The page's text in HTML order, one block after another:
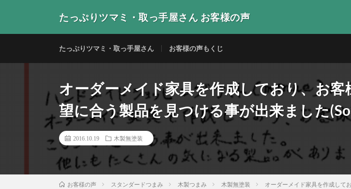
たっぷりツマミ・取っ手屋さん お客様の声
たっぷりツマミ・取っ手屋さん お客様の声もくじ
オーダーメイド家具を作成しており、お客
望に合う製品を見つける事が出来ました
2016.10.19 木製無塗装
お客様の声 スタンダードつまみ 木製つまみ 木製無塗装 オーダーメイド家具を作成して